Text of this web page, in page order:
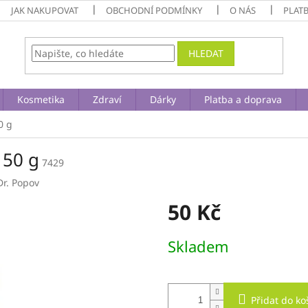
JAK NAKUPOVAT OBCHODNÍ PODMÍNKY O NÁS
HLEDAT
Kosmetika Zdraví Dárky Platba a doprava
g
g 7429
Popov
50 Kč
cena:
Skladem
Přidat do